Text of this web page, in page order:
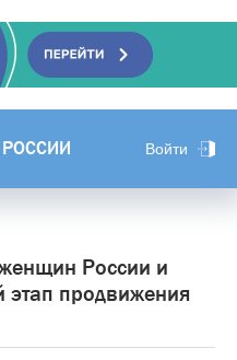
Войти
России и
этап продвижения